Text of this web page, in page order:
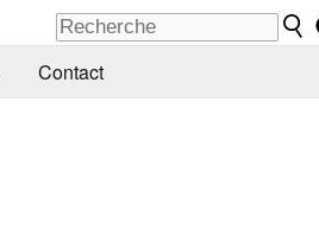
Contact